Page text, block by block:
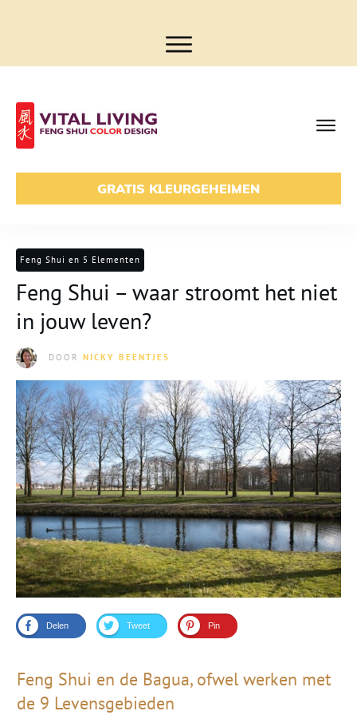
GRATIS KLEURGEHEIMEN
Feng Shui en 5 Elementen
Feng Shui – waar stroomt het niet
in jouw leven?
DOOR NICKY BEENTJES
Delen Tweet Pin
Feng Shui en de Bagua, ofwel werken met
de 9 Levensgebieden